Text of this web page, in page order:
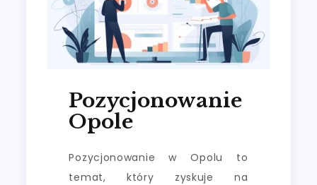
Pozycjonowanie
Opole
Pozycjonowanie w Opolu to
temat, który zyskuje na